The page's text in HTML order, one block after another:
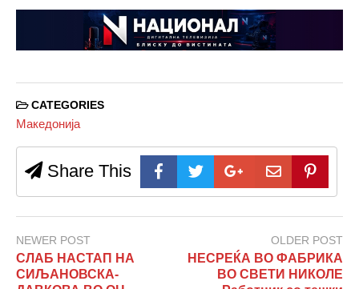
CATEGORIES
Македонија
Share This
NEWER POST
СЛАБ НАСТАП НА
СИЉАНОВСКА-
OLDER POST
НЕСРЕЌА ВО ФАБРИКА
ВО СВЕТИ НИКОЛЕ